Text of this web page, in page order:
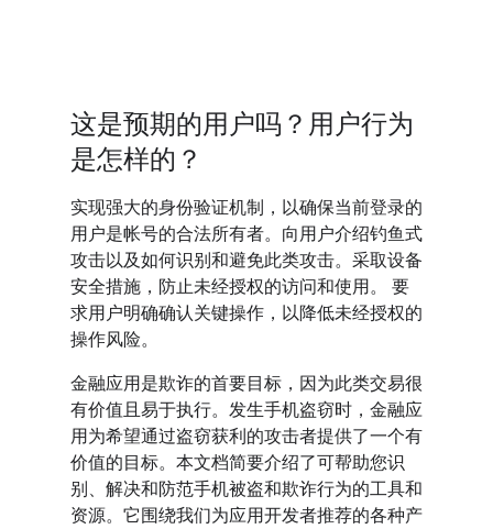
这是预期的用户吗？用户行为
是怎样的？
实现强大的身份验证机制，以确保当前登录的
用户是帐号的合法所有者。向用户介绍钓鱼式
攻击以及如何识别和避免此类攻击。采取设备
安全措施，防止未经授权的访问和使用。 要
求用户明确确认关键操作，以降低未经授权的
操作风险。
金融应用是欺诈的首要目标，因为此类交易很
有价值且易于执行。发生手机盗窃时，金融应
用为希望通过盗窃获利的攻击者提供了一个有
价值的目标。本文档简要介绍了可帮助您识
别、解决和防范手机被盗和欺诈行为的工具和
资源。它围绕我们为应用开发者推荐的各种产